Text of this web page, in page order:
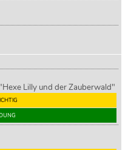
Lilly und der Zauberwald"